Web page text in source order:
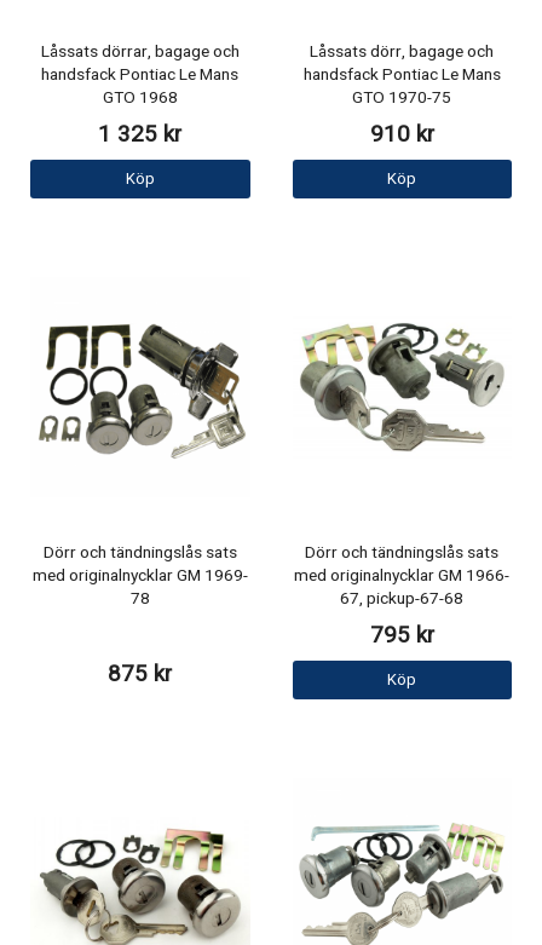
Låssats dörrar, bagage och
handsfack Pontiac Le Mans
GTO 1968
1 325 kr
Köp
Låssats dörr, bagage och
handsfack Pontiac Le Mans
GTO 1970-75
910 kr
Köp
Dörr och tändningslås sats
med originalnycklar GM 1969-
78
875 kr
Dörr och tändningslås sats
med originalnycklar GM 1966-
67, pickup-67-68
795 kr
Köp